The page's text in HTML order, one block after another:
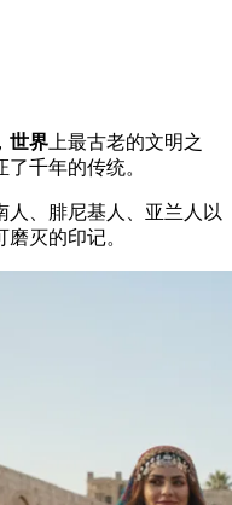
世界 上最古老的文明之
千年的传统。
人、腓尼基人、亚兰人以
灭的印记。